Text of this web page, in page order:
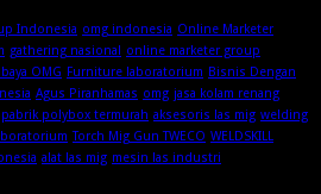
Indonesia omg indonesia Online Marketer
gathering nasional online marketer group
OMG Furniture laboratorium Bisnis Dengan
Agus Piranhamas omg jasa kolam renang
pabrik polybox termurah aksesoris las mig welding
Torch Mig Gun TWECO WELDSKILL
alat las mig mesin las industri